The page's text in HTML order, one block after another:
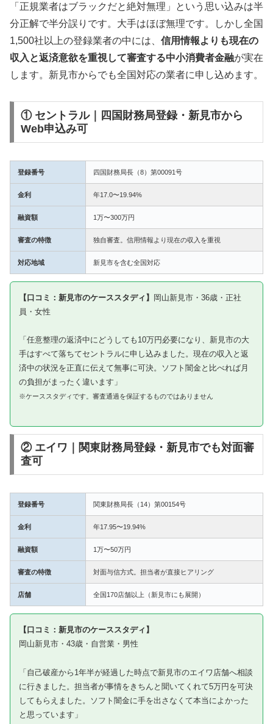
「正規業者はブラックだと絶対無理」という思い込みは半
分正解で半分誤りです。大手はほぼ無理です。しかし全国
1,500社以上の登録業者の中には、 信用情報よりも現在の
収入と返済意欲を重視して審査する中小消費者金融が実在
します。新見市からでも全国対応の業者に申し込めます。
① セントラル｜四国財務局登録・新見市から
Web申込み可
登録番号 四国財務局長（8）第00091号
金利 年17.0〜19.94%
融資額 1万〜300万円
審査の特徴 独自審査。信用情報より現在の収入を重視
対応地域 新見市を含む全国対応
【口コミ：新見市のケーススタディ】
岡山新見市・36歳・正社
員・女性
「任意整理の返済中にどうしても10万円必要になり、新見市の大
手はすべて落ちてセントラルに申し込みました。現在の収入と返
済中の状況を正直に伝えて無事に可決。ソフト闇金と比べれば月
の負担がまったく違います」
※ケーススタディです。審査通過を保証するものではありません
② エイワ｜関東財務局登録・新見市でも対面審
査可
登録番号 関東財務局長（14）第00154号
金利 年17.95〜19.94%
融資額 1万〜50万円
審査の特徴 対面与信方式。担当者が直接ヒアリング
店舗 全国170店舗以上（新見市にも展開）
【口コミ：新見市のケーススタディ】
岡山新見市・43歳・自営業・男性
「自己破産から1年半が経過した時点で新見市のエイワ店舗へ相談
に行きました。担当者が事情をきちんと聞いてくれて5万円を可決
してもらえました。ソフト闇金に手を出さなくて本当によかった
と思っています」